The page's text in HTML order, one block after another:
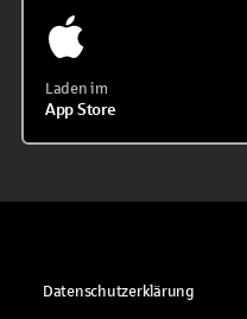
Laden im
App Store
Datenschutzerklärung